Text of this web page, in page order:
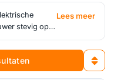
stevig op
aan
het
Lees meer